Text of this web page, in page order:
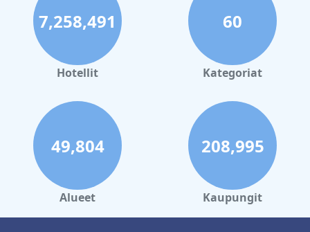
7,258,491
Hotellit
60
Kategoriat
49,804
Alueet
208,995
Kaupungit